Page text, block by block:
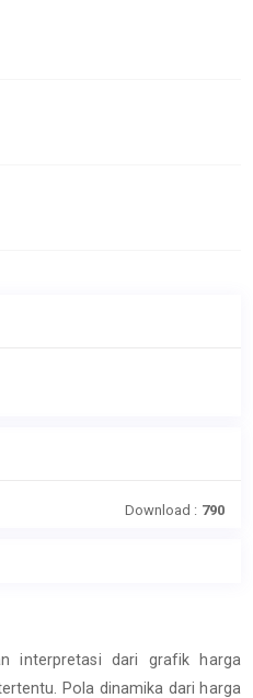
Download : 790
interpretasi dari grafik harga
Pola dinamika dari harga